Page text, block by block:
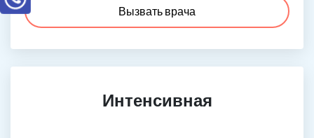
Вызвать врача
Интенсивная